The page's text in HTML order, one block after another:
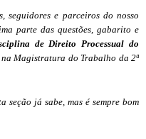
seguidores e parceiros do nosso
parte das questões, gabarito e
de Direito Processual do
Magistratura do Trabalho da 2ª
seção já sabe, mas é sempre bom